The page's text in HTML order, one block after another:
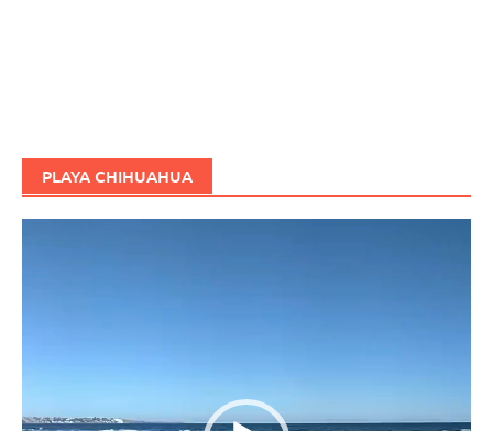
PLAYA CHIHUAHUA